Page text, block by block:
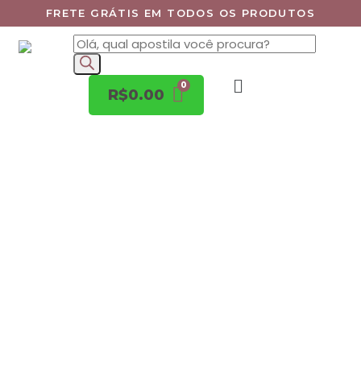
FRETE GRÁTIS EM TODOS OS PRODUTOS
R$0.00